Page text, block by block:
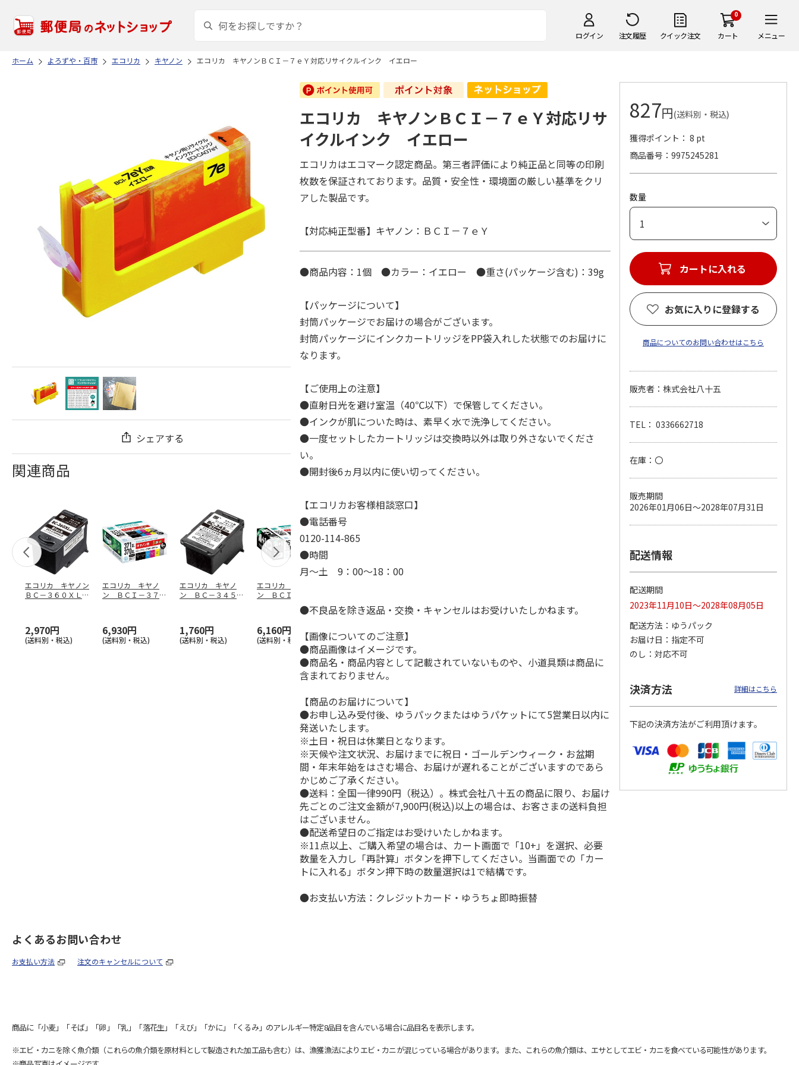
ログイン 注文履歴 クイック注文
0
カート メニュー
ホーム よろずや・百市 エコリカ キヤノン エコリカ キヤノンＢＣＩ－７ｅＹ対応リサイクルインク イエロー
シェアする
関連商品
エコリカ キヤノン
ＢＣ－３６０ＸＬ対
2,970円
(送料別・税込)
エコリカ キヤノ
ン ＢＣＩ－３７１
6,930円
(送料別・税込)
エコリカ キヤノ
ン ＢＣ－３４５対
1,760円
(送料別・税込)
エコリカ キヤノ
ン ＢＣＩ－３５１
ＸＬ＋３５０ＸＬ／
6,160円
(送料別・税込)
＋３８０／６ＭＰ対
応リサ…
5,720円
(送料別・税込)
応リサイクルイン
ク ブラ…
＋３２０／５ＭＰ対
応リサ …
Ｍ対応リサイクルイ
ンク
エコリカ キヤノ
ン ＢＣＩ－３７１
＋３７０／５ＭＰ対
3,740円
(送料別・税込)
＋３８０／５ＭＰ対
エコリカ キヤノンＢＣＩ－７ｅＹ対応リサ
イクルインク イエロー
エコリカはエコマーク認定商品。第三者評価により純正品と同等の印刷
枚数を保証されております。品質・安全性・環境面の厳しい基準をクリ
アした製品です。
【対応純正型番】キヤノン：ＢＣＩ－７ｅＹ
●商品内容：1個 ●カラー：イエロー ●重さ(パッケージ含む)：39g
【パッケージについて】
封筒パッケージでお届けの場合がございます。
封筒パッケージにインクカートリッジをPP袋入れした状態でのお届けに
なります。
【ご使用上の注意】
●直射日光を避け室温（40℃以下）で保管してください。
●インクが肌についた時は、素早く水で洗浄してください。
●一度セットしたカートリッジは交換時以外は取り外さないでくださ
い。
●開封後6ヵ月以内に使い切ってください。
【エコリカお客様相談窓口】
●電話番号
0120-114-865
●時間
月～土 9：00～18：00
●不良品を除き返品・交換・キャンセルはお受けいたしかねます。
【画像についてのご注意】
●商品画像はイメージです。
●商品名・商品内容として記載されていないものや、小道具類は商品に
含まれておりません。
【商品のお届けについて】
●お申し込み受付後、ゆうパックまたはゆうパケットにて5営業日以内に
発送いたします。
※土日・祝日は休業日となります。
※天候や注文状況、お届けまでに祝日・ゴールデンウィーク・お盆期
間・年末年始をはさむ場合、お届けが遅れることがございますのであら
かじめご了承ください。
●送料：全国一律990円（税込）。株式会社八十五の商品に限り、お届け
先ごとのご注文金額が7,900円(税込)以上の場合は、お客さまの送料負担
はございません。
●配送希望日のご指定はお受けいたしかねます。
※11点以上、ご購入希望の場合は、カート画面で「10+」を選択、必要
数量を入力し「再計算」ボタンを押下してください。当画面での「カー
トに入れる」ボタン押下時の数量選択は1で結構です。
●お支払い方法：クレジットカード・ゆうちょ即時振替
827円(送料別・税込)
獲得ポイント： 8 pt
商品番号
9975245281
数量
カートに入れる
お気に入りに登録する
商品についてのお問い合わせはこちら
販売者：株式会社八十五
TEL： 0336662718
在庫：〇
販売期間
2026年01月06日～2028年07月31日
配送情報
配送期間
2023年11月10日～2028年08月05日
配送方法
ゆうパック
お届け日
指定不可
のし
対応不可
決済方法 詳細はこちら
下記の決済方法がご利用頂けます。
よくあるお問い合わせ
お支払い方法 注文のキャンセルについて
商品に「小麦」「そば」「卵」「乳」「落花生」「えび」「かに」「くるみ」のアレルギー特定8品目を含んでいる場合に品目名を表示します。
※エビ・カニを除く魚介類（これらの魚介類を原材料として製造された加工品も含む）は、漁獲漁法によりエビ・カニが混じっている場合があります。また、これらの魚介類は、エサとしてエビ・カニを食べている可能性があります。